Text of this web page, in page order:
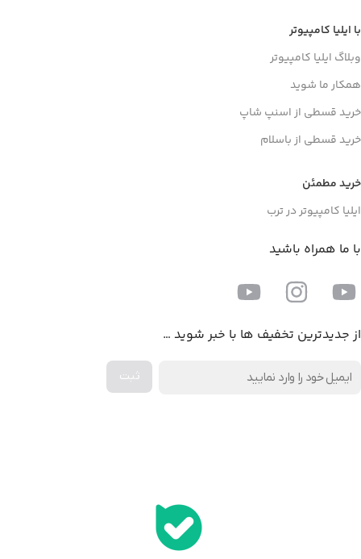
با ایلیا کامپیوتر
وبلاگ ایلیا کامپیوتر
همکار ما شوید
خرید قسطی از اسنپ شاپ
خرید قسطی از باسلام
خرید مطمئن
ایلیا کامپیوتر در ترب
با ما همراه باشید
از جدیدترین تخفیف ها با خبر شوید …